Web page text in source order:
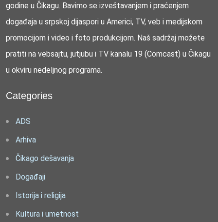
godine u Čikagu. Bavimo se izveštavanjem i praćenjem
događaja u srpskoj dijaspori u Americi, TV, veb i medijskom
promocijom i video i foto produkcijom. Naš sadržaj možete
pratiti na vebsajtu, jutjubu i TV kanalu 19 (Comcast) u Čikagu
u okviru nedeljnog programa.
Categories
ADS
Arhiva
Čikago dešavanja
Događaji
Istorija i religija
Kultura i umetnost